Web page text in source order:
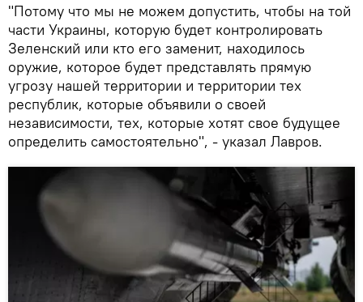
"Потому что мы не можем допустить, чтобы на той
части Украины, которую будет контролировать
Зеленский или кто его заменит, находилось
оружие, которое будет представлять прямую
угрозу нашей территории и территории тех
республик, которые объявили о своей
независимости, тех, которые хотят свое будущее
определить самостоятельно", - указал Лавров.